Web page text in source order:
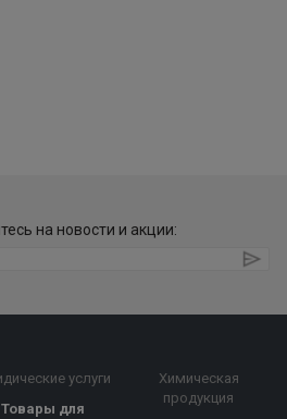
на новости и акции:
услуги
Товары для
Химическая
продукция